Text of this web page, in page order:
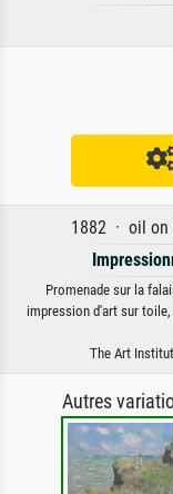
1882 · oil on
Promenade sur la
impression d'art sur
The Art
Autres